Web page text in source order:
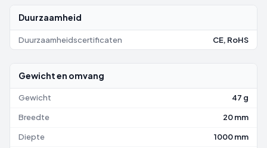
Duurzaamheid
Duurzaamheidscertificaten CE, RoHS
Gewicht en omvang
Gewicht 47 g
Breedte 20 mm
Diepte 1000 mm